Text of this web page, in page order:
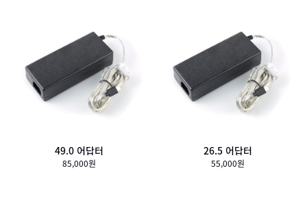
49.0 어답터
85,000원
26.5 어답터
55,000원